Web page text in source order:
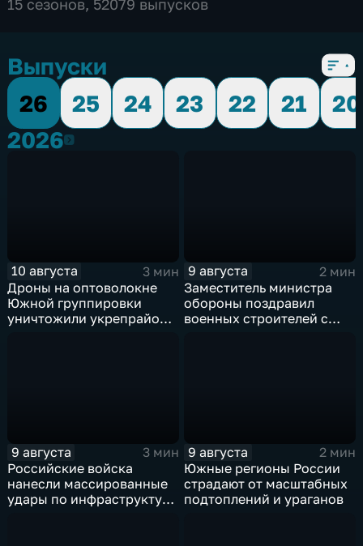
15 сезонов, 52079 выпусков
Выпуски
26
25 24 23 22 21
20
20262026
10 августа
3 мин
Дроны на оптоволокне
Южной группировки
уничтожили укрепрайон
9 августа
2 мин
Заместитель министра
обороны поздравил
военных строителей с
9 августа
3 мин
Российские войска
нанесли массированные
удары по инфраструктуре
9 августа
2 мин
Южные регионы России
страдают от масштабных
подтоплений и ураганов